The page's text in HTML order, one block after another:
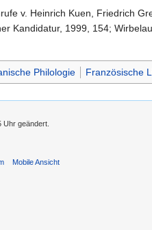
v. Heinrich Kuen, Friedrich
Kandidatur, 1999, 154;
Philologie Französische
Uhr geändert.
Mobile Ansicht